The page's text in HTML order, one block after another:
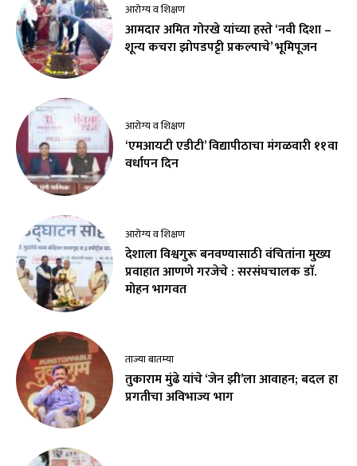
आरोग्य व शिक्षण
आमदार अमित गोरखे यांच्या हस्ते ‘नवी दिशा –
शून्य कचरा झोपडपट्टी प्रकल्पाचे’ भूमिपूजन
आरोग्य व शिक्षण
‘एमआयटी एडीटी’ विद्यापीठाचा मंगळवारी ११वा
वर्धापन दिन
आरोग्य व शिक्षण
देशाला विश्वगुरू बनवण्यासाठी वंचितांना मुख्य
प्रवाहात आणणे गरजेचे : सरसंघचालक डाॅ.
मोहन भागवत
ताज्या बातम्या
तुकाराम मुंढे यांचे ‘जेन झी’ला आवाहन; बदल हा
प्रगतीचा अविभाज्य भाग